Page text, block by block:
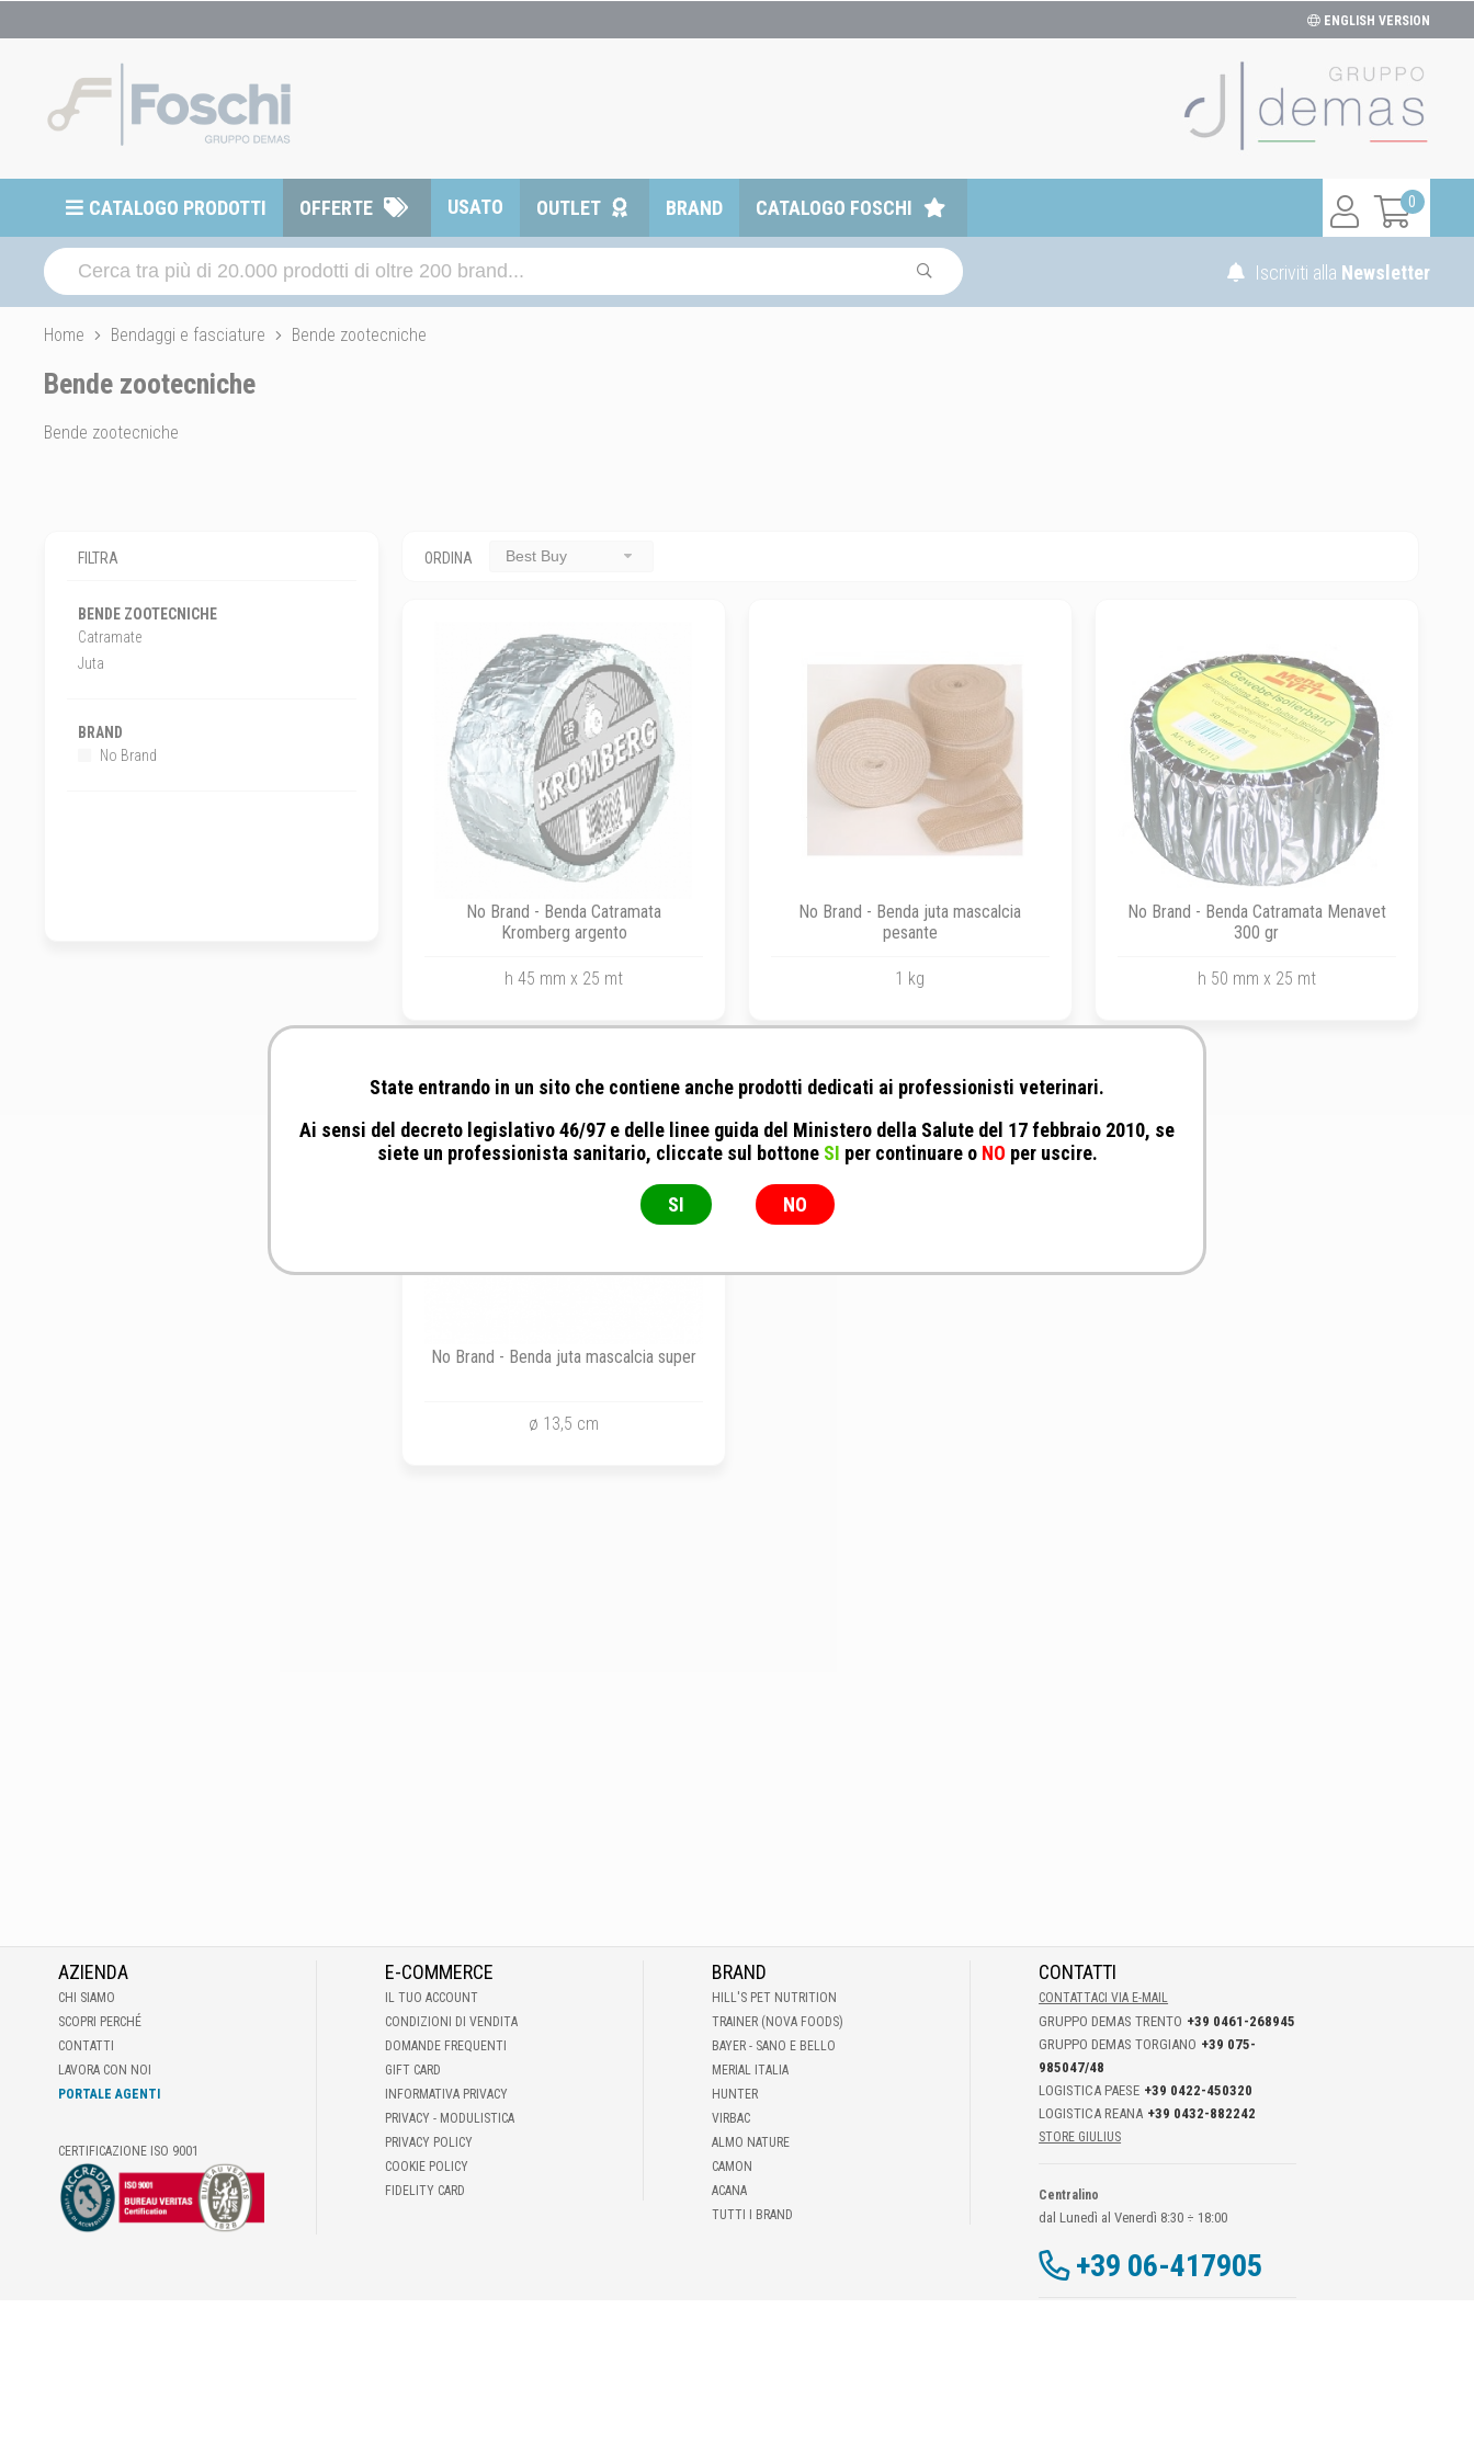
ENGLISH VERSION
0
CATALOGO PRODOTTI OFFERTE USATO OUTLET BRAND CATALOGO FOSCHI
Iscriviti alla Newsletter
Home Bendaggi e fasciature Bende zootecniche
Bende zootecniche
Bende zootecniche
FILTRA
BENDE ZOOTECNICHE
Catramate
Juta
BRAND
No Brand
ORDINA Best Buy
No Brand - Benda Catramata
Kromberg argento
h 45 mm x 25 mt
No Brand - Benda juta mascalcia
pesante
1 kg
No Brand - Benda Catramata Menavet
300 gr
h 50 mm x 25 mt
No Brand - Benda juta mascalcia super
ø 13,5 cm
AZIENDA
CHI SIAMO
SCOPRI PERCHÉ
CONTATTI
LAVORA CON NOI
PORTALE AGENTI
CERTIFICAZIONE ISO 9001
E-COMMERCE
IL TUO ACCOUNT
CONDIZIONI DI VENDITA
DOMANDE FREQUENTI
GIFT CARD
INFORMATIVA PRIVACY
PRIVACY - MODULISTICA
PRIVACY POLICY
COOKIE POLICY
FIDELITY CARD
BRAND
HILL'S PET NUTRITION
TRAINER (NOVA FOODS)
BAYER - SANO E BELLO
MERIAL ITALIA
HUNTER
VIRBAC
ALMO NATURE
CAMON
ACANA
TUTTI I BRAND
CONTATTI
CONTATTACI VIA E-MAIL
GRUPPO DEMAS TRENTO +39 0461-268945
GRUPPO DEMAS TORGIANO +39 075-
985047/48
LOGISTICA PAESE +39 0422-450320
LOGISTICA REANA +39 0432-882242
STORE GIULIUS
Centralino
dal Lunedì al Venerdì 8:30 ÷ 18:00
+39 06-417905
State entrando in un sito che contiene anche prodotti dedicati ai professionisti veterinari.
Ai sensi del decreto legislativo 46/97 e delle linee guida del Ministero della Salute del 17 febbraio 2010, se
siete un professionista sanitario, cliccate sul bottone SI per continuare o NO per uscire.
SI NO